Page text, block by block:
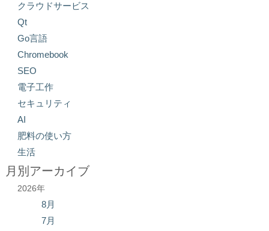
クラウドサービス
Qt
Go言語
Chromebook
SEO
電子工作
セキュリティ
AI
肥料の使い方
生活
月別アーカイブ
2026年
8月
7月